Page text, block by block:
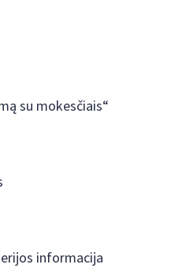
su mokesčiais“
informacija